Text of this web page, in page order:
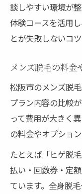
談しやすい環境が
体験コースを活用
とが失敗しないコツ
メンズ脱毛の料金
松阪市のメンズ脱
プラン内容の比較
って費用が大きく
の料金やオプショ
たとえば「ヒゲ脱
払い・回数券・定
ています。全身脱